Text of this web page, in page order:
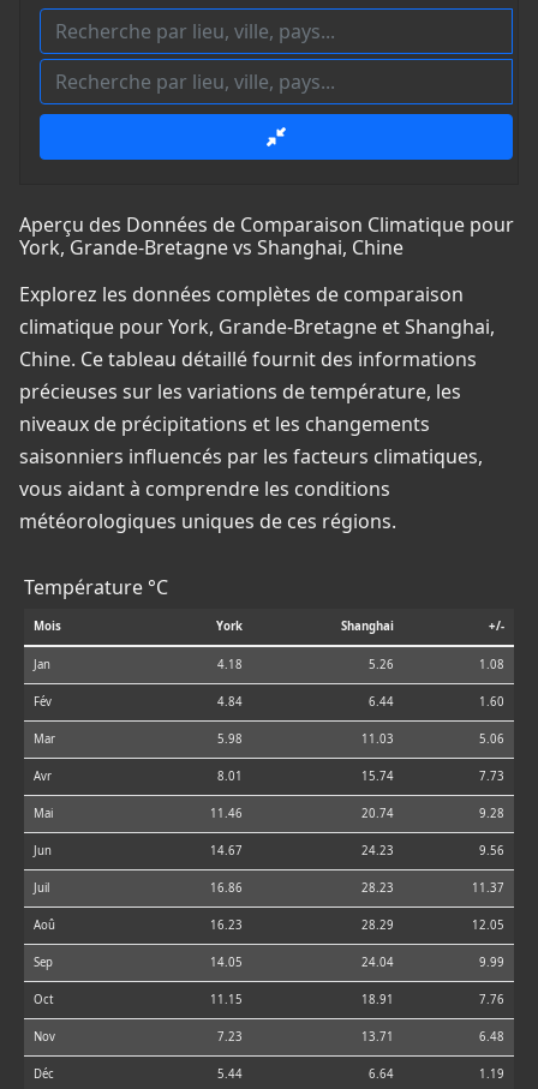
Aperçu des Données de Comparaison Climatique pour
York, Grande-Bretagne vs Shanghai, Chine
Explorez les données complètes de comparaison
climatique pour York, Grande-Bretagne et Shanghai,
Chine. Ce tableau détaillé fournit des informations
précieuses sur les variations de température, les
niveaux de précipitations et les changements
saisonniers influencés par les facteurs climatiques,
vous aidant à comprendre les conditions
météorologiques uniques de ces régions.
Température °C
Mois York Shanghai +/-
Jan 4.18 5.26 1.08
Fév 4.84 6.44 1.60
Mar 5.98 11.03 5.06
Avr 8.01 15.74 7.73
Mai 11.46 20.74 9.28
Jun 14.67 24.23 9.56
Juil 16.86 28.23 11.37
Aoû 16.23 28.29 12.05
Sep 14.05 24.04 9.99
Oct 11.15 18.91 7.76
Nov 7.23 13.71 6.48
Déc 5.44 6.64 1.19